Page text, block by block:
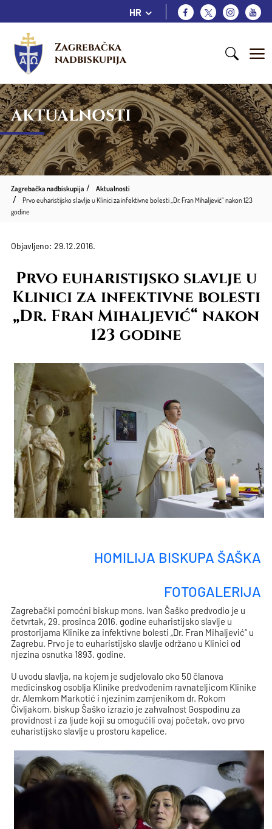
HR
Zagrebačka
nadbiskupija
AKTUALNOSTI
Zagrebačka nadbiskupija
Aktualnosti
Prvo euharistijsko slavlje u Klinici za infektivne bolesti „Dr. Fran Mihaljević“ nakon 123
godine
Objavljeno: 29.12.2016.
Prvo euharistijsko slavlje u
Klinici za infektivne bolesti
„Dr. Fran Mihaljević“ nakon
123 godine
HOMILIJA BISKUPA ŠAŠKA
FOTOGALERIJA
Zagrebački pomoćni biskup mons. Ivan Šaško predvodio je u
četvrtak, 29. prosinca 2016. godine euharistijsko slavlje u
prostorijama Klinike za infektivne bolesti „Dr. Fran Mihaljević“ u
Zagrebu. Prvo je to euharistijsko slavlje održano u Klinici od
njezina osnutka 1893. godine.
U uvodu slavlja, na kojem je sudjelovalo oko 50 članova
medicinskog osoblja Klinike predvođenim ravnateljicom Klinike
dr. Alemkom Markotić i njezinim zamjenikom dr. Rokom
Čivljakom, biskup Šaško izrazio je zahvalnost Gospodinu za
providnost i za ljude koji su omogućili ovaj početak, ovo prvo
euharistijsko slavlje u prostoru kapelice.